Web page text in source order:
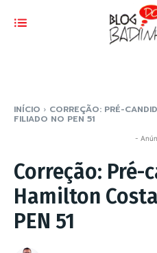
INÍCIO CORREÇÃO: PRÉ-
FILIADO NO PEN 51
-
Correção: Pré-
Hamilton
PEN 51